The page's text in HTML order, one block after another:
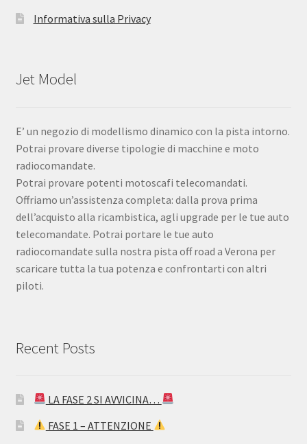
Informativa sulla Privacy
Jet Model
E’ un negozio di modellismo dinamico con la pista intorno.
Potrai provare diverse tipologie di macchine e moto
radiocomandate.
Potrai provare potenti motoscafi telecomandati.
Offriamo un’assistenza completa: dalla prova prima
dell’acquisto alla ricambistica, agli upgrade per le tue auto
telecomandate. Potrai portare le tue auto
radiocomandate sulla nostra pista off road a Verona per
scaricare tutta la tua potenza e confrontarti con altri
piloti.
Recent Posts
LA FASE 2 SI AVVICINA…
FASE 1 – ATTENZIONE